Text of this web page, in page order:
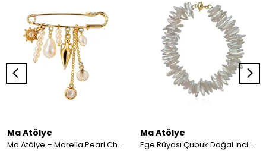
Ma Atölye
Ma Atölye – Marella Pearl Charm Broş
Ma Atölye
Ege Rüyası Çubuk Doğal İnci Özel Tasarım Kolye